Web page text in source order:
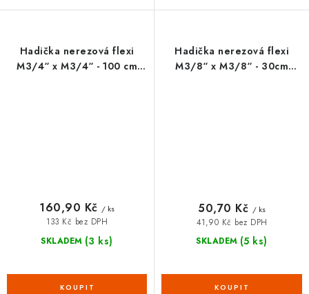
Hadička nerezová flexi
M3/4“ x M3/4“ - 100 cm
SKLADEM (3 ks)
133 Kč bez DPH
160,90 Kč / ks
Hadička nerezová flexi
M3/8“ x M3/8“ - 30cm
SKLADEM (5 ks)
41,90 Kč bez DPH
50,70 Kč / ks